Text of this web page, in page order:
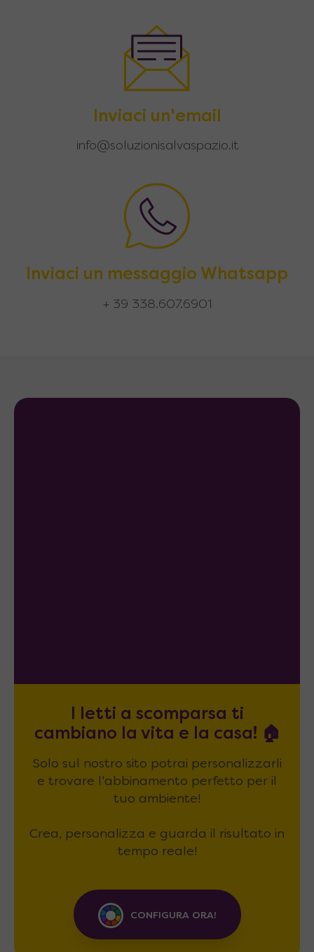
Inviaci un'email
info@soluzionisalvaspazio.it
Inviaci un messaggio Whatsapp
+ 39 338.607.6901
I letti a scomparsa ti
cambiano la vita e la casa! 🏠
Solo sul nostro sito potrai personalizzarli
e trovare l'abbinamento perfetto per il
tuo ambiente!
Crea, personalizza e guarda il risultato in
tempo reale!
CONFIGURA ORA!